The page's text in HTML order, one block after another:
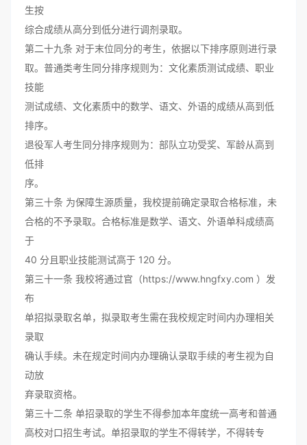
生按
综合成绩从高分到低分进行调剂录取。
第二十九条 对于末位同分的考生，依据以下排序原则进行录
取。普通类考生同分排序规则为：文化素质测试成绩、职业
技能
测试成绩、文化素质中的数学、语文、外语的成绩从高到低
排序。
退役军人考生同分排序规则为：部队立功受奖、军龄从高到
低排
序。
第三十条 为保障生源质量，我校提前确定录取合格标准，未
合格的不予录取。合格标准是数学、语文、外语单科成绩高
于
40 分且职业技能测试高于 120 分。
第三十一条 我校将通过官（https://www.hngfxy.com ）发
布
单招拟录取名单，拟录取考生需在我校规定时间内办理相关
录取
确认手续。未在规定时间内办理确认录取手续的考生视为自
动放
弃录取资格。
第三十二条 单招录取的学生不得参加本年度统一高考和普通
高校对口招生考试。单招录取的学生不得转学，不得转专